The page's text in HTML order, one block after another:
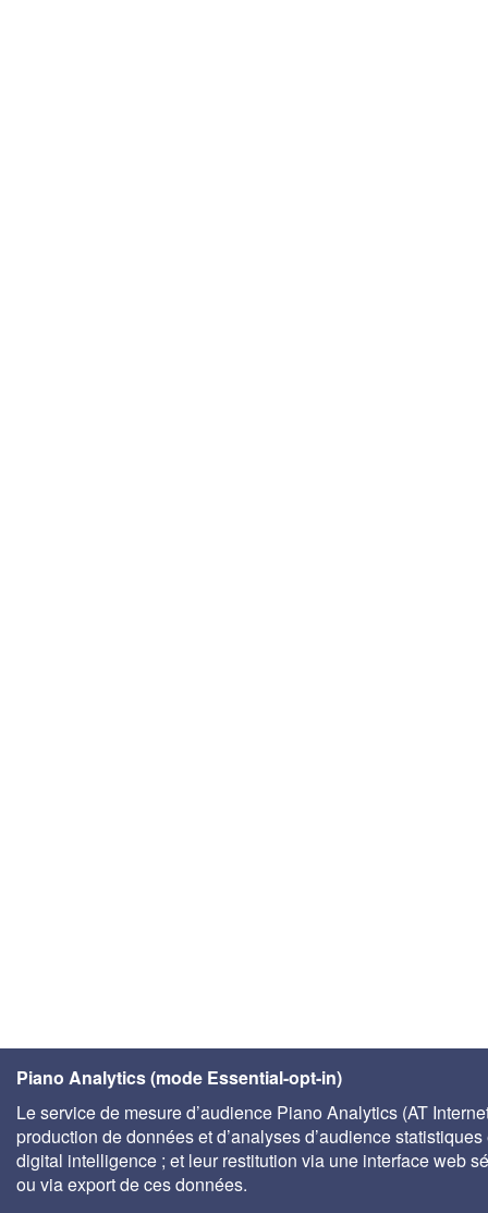
Piano Analytics (mode Essential-opt-in)
Le service de mesure d’audience Piano Analytics (AT
production de données et d’analyses d’audience statistiques
digital intelligence ; et leur restitution via une interface web
ou via export de ces données.